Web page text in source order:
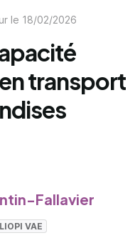
le 18/02/2026
transport
Fallavier
VAE